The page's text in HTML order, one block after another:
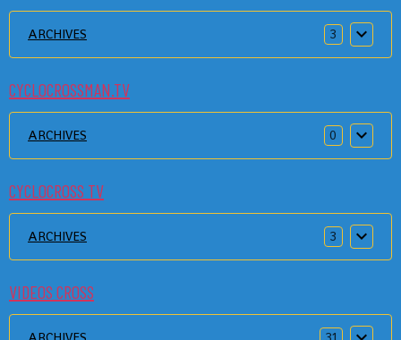
ARCHIVES 3
CYCLOCROSSMAN.TV
ARCHIVES 0
CYCLOCROSS TV
ARCHIVES 3
VIDEOS CROSS